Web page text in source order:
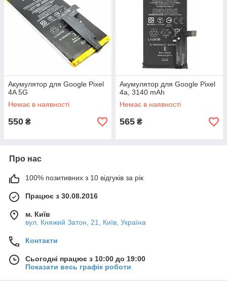
Акумулятор для Google Pixel
4A 5G
Немає в наявності
550 ₴
Акумулятор для Google Pixel
4a, 3140 mAh
Немає в наявності
565 ₴
Про нас
100% позитивних з 10 відгуків за рік
Працює з 30.08.2016
м. Київ
вул. Княжий Затон, 21, Київ, Україна
Контакти
Сьогодні працює з 10:00 до 19:00
Показати весь графік роботи